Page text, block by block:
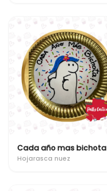
Cada año mas bichota
Hojarasca nuez